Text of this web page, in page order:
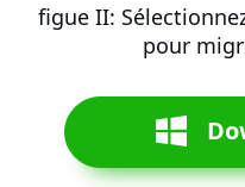
figue II:
pour